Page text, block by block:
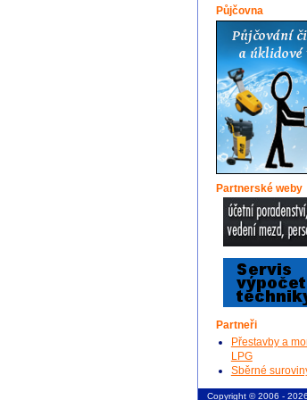
Půjčovna
Partnerské weby
Partneři
Přestavby a
LPG
Sběrné
Copyright © 2006 -